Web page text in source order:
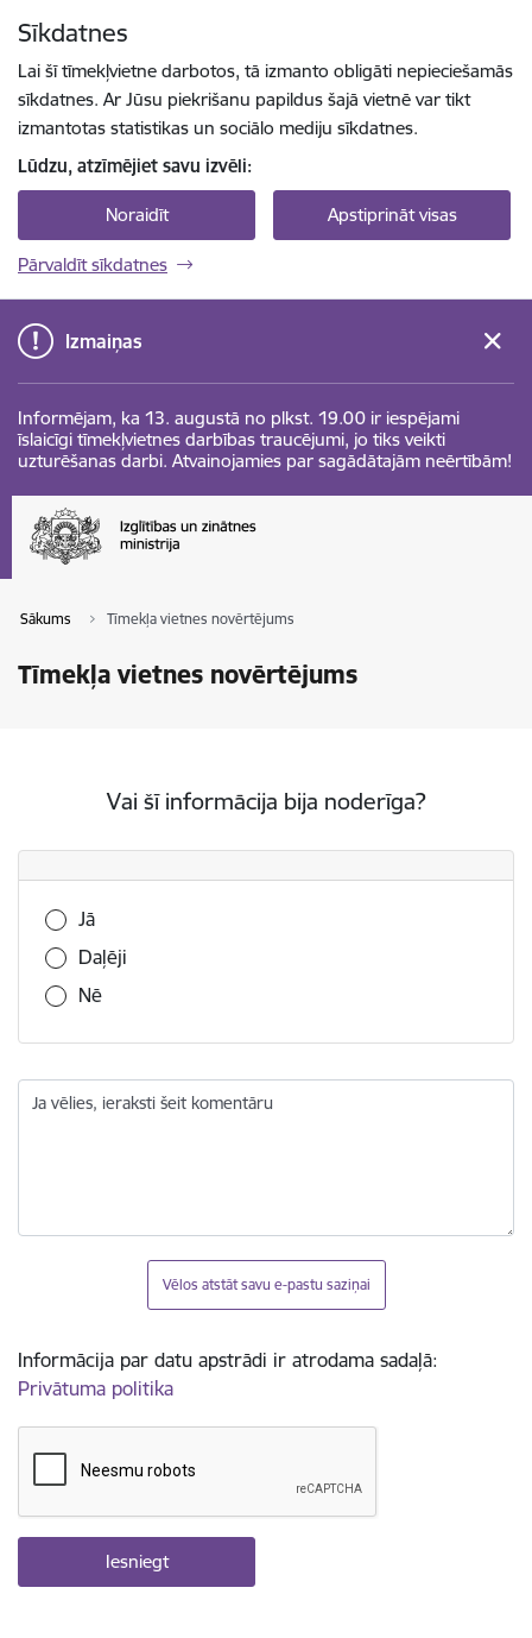
Sīkdatnes
Lai šī tīmekļvietne darbotos, tā izmanto obligāti nepieciešamās
sīkdatnes. Ar Jūsu piekrišanu papildus šajā vietnē var tikt
izmantotas statistikas un sociālo mediju sīkdatnes.
Lūdzu, atzīmējiet savu izvēli:
Noraidīt Apstiprināt visas
Pārvaldīt sīkdatnes
Izmaiņas
Informējam, ka 13. augustā no plkst. 19.00 ir iespējami
īslaicīgi tīmekļvietnes darbības traucējumi, jo tiks veikti
uzturēšanas darbi. Atvainojamies par sagādātajām neērtībām!
Sākums Tīmekļa vietnes novērtējums
Tīmekļa vietnes novērtējums
Vai šī informācija bija noderīga?
Vai šī informācija bija noderīga?
Jā
Daļēji
Nē
Ja vēlies, ieraksti šeit komentāru
Vēlos atstāt savu e-pastu saziņai
Informācija par datu apstrādi ir atrodama sadaļā:
Privātuma politika